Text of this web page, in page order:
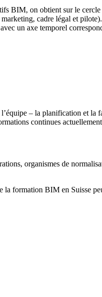
BIM, on obtient sur le cercle
cadre légal et
un axe temporel
– la planification et la
continues
organismes de
formation BIM en Suisse